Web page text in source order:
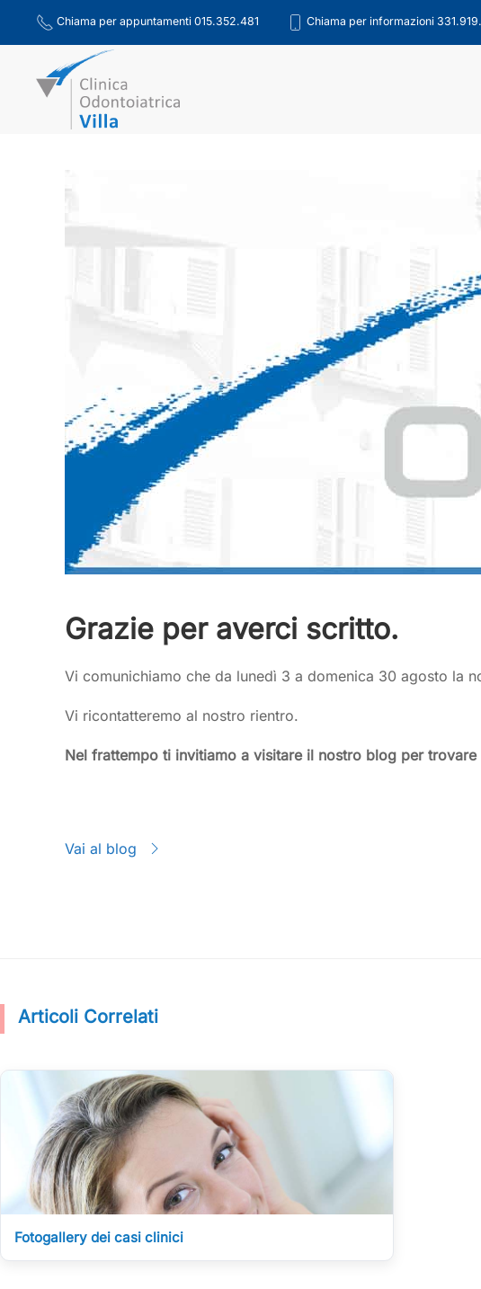
Skip to main content
Chiama per appuntamenti 015.352.481 Chiama per informazioni
Grazie per averci scritto.
Vi comunichiamo che da lunedì 3 a domenica 30 agosto la
Vi ricontatteremo al nostro rientro.
Nel frattempo ti invitiamo a visitare il nostro blog per
Vai al blog
Articoli Correlati
Fotogallery dei casi clinici